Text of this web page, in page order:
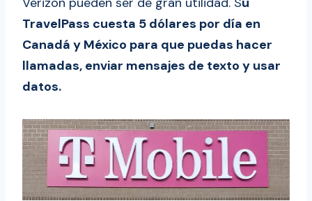
TravelPass cuesta 5 dólares por día en
Canadá y México para que puedas hacer
llamadas, enviar mensajes de texto y usar
datos.